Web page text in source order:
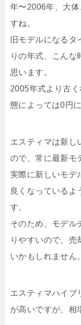
年〜2006年、大
すね。
旧モデルになる
りの年式、こんな
思います。
2005年式より古
態によっては0円
エスティマは新し
ので、常に最新モ
実際に新しいモデ
良くなっているよ
す。
そのため、モデル
りやすいので、売
いかもしれません。
エスティマハイブ
が高いですが、相